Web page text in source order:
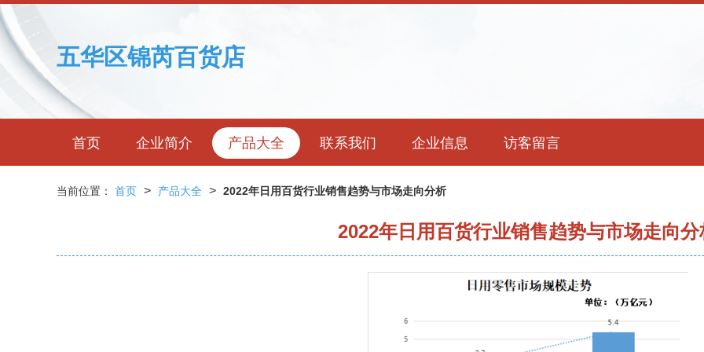
五华区锦芮百货店
首页 企业简介 产品大全 联系我们 企业信息 访客留言
当前位置： 首页 > 产品大全 > 2022年日用百货行业销售趋势与市场走向分析
2022年日用百货行业销售趋势与市场走向分